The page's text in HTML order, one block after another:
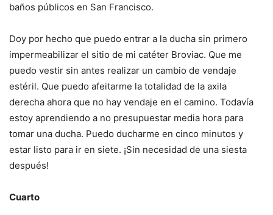
baños públicos en San Francisco.
Doy por hecho que puedo entrar a la ducha sin primero
impermeabilizar el sitio de mi catéter Broviac. Que me
puedo vestir sin antes realizar un cambio de vendaje
estéril. Que puedo afeitarme la totalidad de la axila
derecha ahora que no hay vendaje en el camino. Todavía
estoy aprendiendo a no presupuestar media hora para
tomar una ducha. Puedo ducharme en cinco minutos y
estar listo para ir en siete. ¡Sin necesidad de una siesta
después!
Cuarto